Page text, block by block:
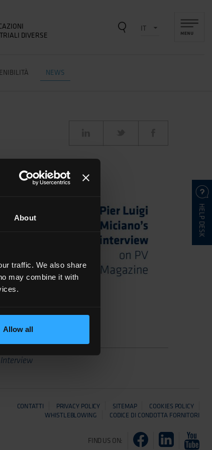
About
traffic. We also share
may combine it with
Allow all
DIVERSE
HELP DESK
NEWS
CONTATTI PRIVACY POLICY SITEMAP
COOKIES POLICY
WHISTLEBLOWING
CODICE DI CONDOTTA FORNITORI
FIND US ON: